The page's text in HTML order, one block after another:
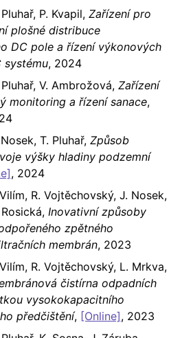
P. Kvapil, Zařízení pro
plošné distribuce
DC pole a řízení výkonových
systému, 2024
V. Ambrožová, Zařízení
monitoring a řízení sanace,
T. Pluhař, Způsob
výšky hladiny podzemní
, 2024
R. Vojtěchovský, J. Nosek,
Inovativní způsoby
zpětného
membrán, 2023
R. Vojtěchovský, L. Mrkva,
čistírna odpadních
vysokokapacitního
předčištění, [Online], 2023